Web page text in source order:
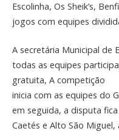
Escolinha, Os Sheik’s,
jogos com equipes
A secretária Municipal de
todas as equipes
gratuita, A competição
inicia com as equipes do
em seguida, a disputa
Caetés e Alto São Miguel,